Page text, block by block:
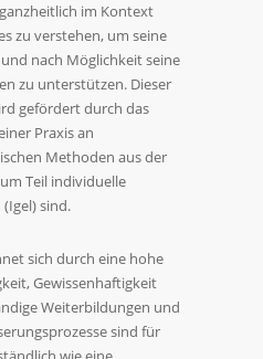
im Kontext
zu verstehen, um seine
nach Möglichkeit seine
zu unterstützen. Dieser
gefördert durch das
Praxis an
Methoden aus der
Teil individuelle
sind.
sich durch eine hohe
Gewissenhaftigkeit
Weiterbildungen und
sind für